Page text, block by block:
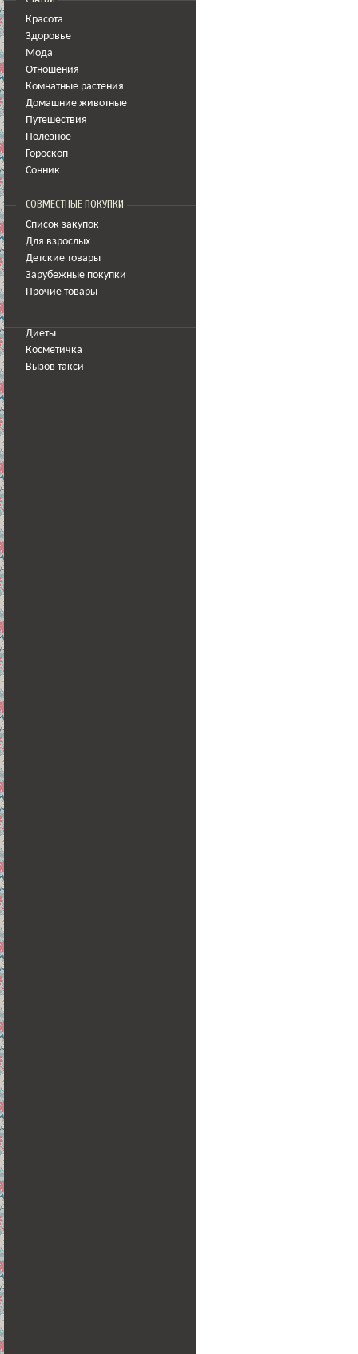
Красота
Здоровье
Мода
Отношения
Комнатные растения
Домашние животные
Путешествия
Полезное
Гороскоп
Сонник
СОВМЕСТНЫЕ ПОКУПКИ
Список закупок
Для взрослых
Детские товары
Зарубежные покупки
Прочие товары
Диеты
Косметичка
Вызов такси